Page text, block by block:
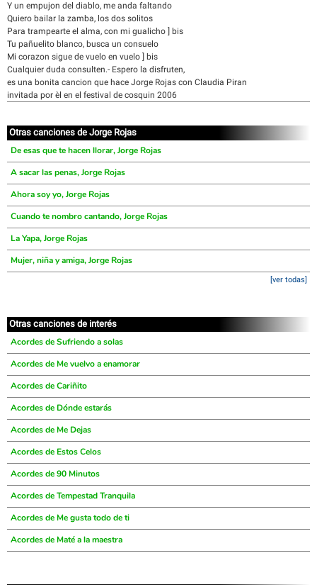
Y un empujon del diablo, me anda faltando
Quiero bailar la zamba, los dos solitos
Para trampearte el alma, con mi gualicho ] bis
Tu pañuelito blanco, busca un consuelo
Mi corazon sigue de vuelo en vuelo ] bis
Cualquier duda consulten.- Espero la disfruten,
es una bonita cancion que hace Jorge Rojas con Claudia Piran
invitada por èl en el festival de cosquin 2006
Otras canciones de Jorge Rojas
De esas que te hacen llorar, Jorge Rojas
A sacar las penas, Jorge Rojas
Ahora soy yo, Jorge Rojas
Cuando te nombro cantando, Jorge Rojas
La Yapa, Jorge Rojas
Mujer, niña y amiga, Jorge Rojas
[ver todas]
Otras canciones de interés
Acordes de Sufriendo a solas
Acordes de Me vuelvo a enamorar
Acordes de Cariñito
Acordes de Dónde estarás
Acordes de Me Dejas
Acordes de Estos Celos
Acordes de 90 Minutos
Acordes de Tempestad Tranquila
Acordes de Me gusta todo de ti
Acordes de Maté a la maestra